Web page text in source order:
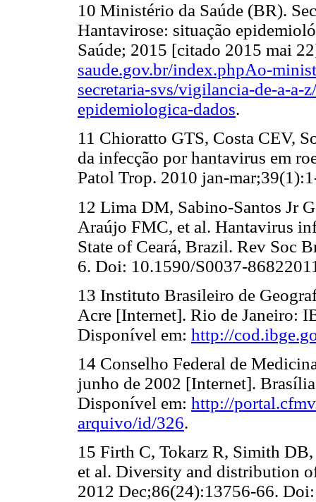
10 Ministério da Saúde (BR).
Hantavirose: situação
Saúde; 2015 [citado 2015 mai
saude.gov.br/index.phpAo-
secretaria-svs/vigilancia-de-a-a-
epidemiologica-dados.
11 Chioratto GTS, Costa CEV,
da infecção por hantavirus em
Patol Trop. 2010 jan-
12 Lima DM, Sabino-Santos Jr
Araújo FMC, et al. Hantavirus
State of Ceará, Brazil. Rev Soc
6. Doi: 10.1590/S0037-
13 Instituto Brasileiro de
Acre [Internet]. Rio de Janeiro:
Disponível em: http://
14 Conselho Federal de
junho de 2002 [Internet].
Disponível em: http://
arquivo/id/326.
15 Firth C, Tokarz R, Simith
et al. Diversity and distribution
2012 Dec;86(24):13756-66.